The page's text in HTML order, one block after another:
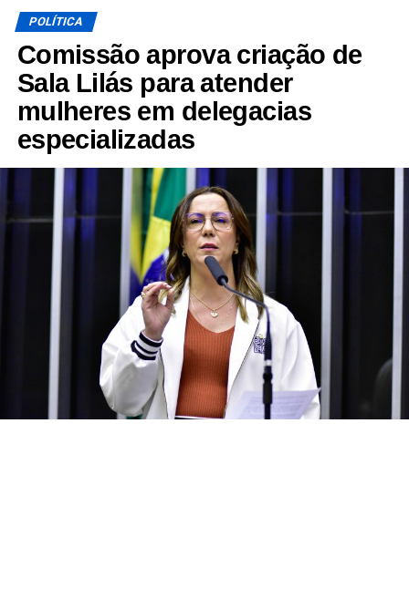
POLÍTICA
Comissão aprova criação de
Sala Lilás para atender
mulheres em delegacias
especializadas